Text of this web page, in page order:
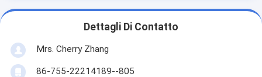
Dettagli Di Contatto
Mrs. Cherry Zhang
86-755-22214189--805